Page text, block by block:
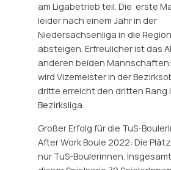
am Ligabetrieb teil. Die erste
leider nach einem Jahr in der
Niedersachsenliga in die
absteigen. Erfreulicher ist das
anderen beiden
wird Vizemeister in der
dritte erreicht den dritten Rang
Bezirksliga.
Großer Erfolg für die TuS-
After Work Boule 2022: Die
nur TuS-Boulerinnen.